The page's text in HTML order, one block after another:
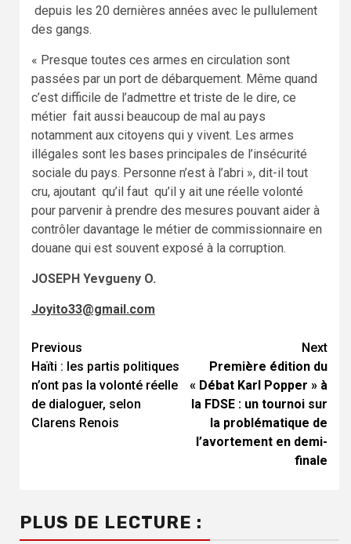
depuis les 20 dernières années avec le pullulement
des gangs.
« Presque toutes ces armes en circulation sont
passées par un port de débarquement. Même quand
c’est difficile de l’admettre et triste de le dire, ce
métier fait aussi beaucoup de mal au pays
notamment aux citoyens qui y vivent. Les armes
illégales sont les bases principales de l’insécurité
sociale du pays. Personne n’est à l’abri », dit-il tout
cru, ajoutant qu’il faut qu’il y ait une réelle volonté
pour parvenir à prendre des mesures pouvant aider à
contrôler davantage le métier de commissionnaire en
douane qui est souvent exposé à la corruption.
JOSEPH Yevgueny O.
Joyito33@gmail.com
Continue
Reading
Previous
Haïti : les partis politiques
n’ont pas la volonté réelle
de dialoguer, selon
Clarens Renois
Next
Première édition du
« Débat Karl Popper » à
la FDSE : un tournoi sur
la problématique de
l’avortement en demi-
finale
PLUS DE LECTURE :